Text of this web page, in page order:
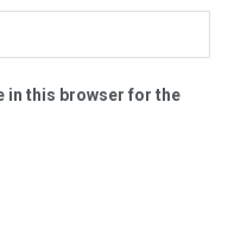
in this browser for the